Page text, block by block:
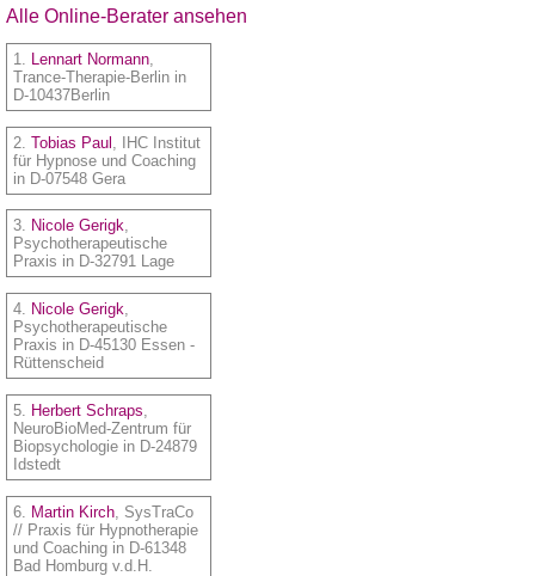
Alle Online-Berater ansehen
1. Lennart Normann
Trance-Therapie-Berlin in
D-10437Berlin
2. Tobias Paul , IHC Institut
für Hypnose und Coaching
in D-07548 Gera
3. Nicole Gerigk,
Psychotherapeutische
Praxis in D-32791 Lage
4. Nicole Gerigk,
Psychotherapeutische
Praxis in D-45130 Essen -
Rüttenscheid
5. Herbert Schraps
NeuroBioMed-Zentrum für
Biopsychologie in D-24879
Idstedt
6. Martin Kirch , SysTraCo
// Praxis für Hypnotherapie
und Coaching in D-61348
Bad Homburg v.d.H.